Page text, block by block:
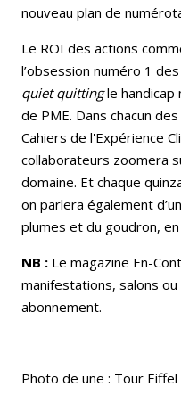
nouveau plan de
Le ROI des actions
l’obsession numéro 1
quiet quittingle handicap
de PME. Dans chacun
Cahiers de l'Expérience
collaborateurs zoomera
domaine. Et chaque
on parlera également
plumes et du goudron,
NB : Le magazine En-
manifestations, salons
abonnement.
Photo de une : Tour